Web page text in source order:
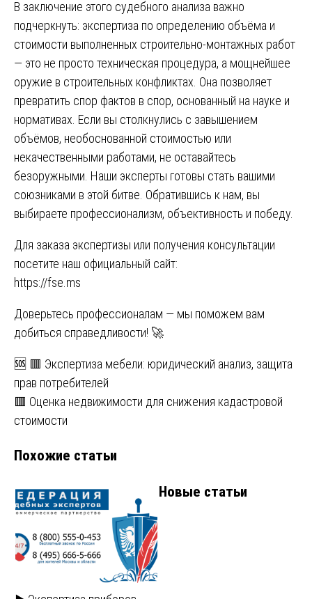
В заключение этого судебного анализа важно
подчеркнуть: экспертиза по определению объёма и
стоимости выполненных строительно-монтажных работ
— это не просто техническая процедура, а мощнейшее
оружие в строительных конфликтах. Она позволяет
превратить спор фактов в спор, основанный на науке и
нормативах. Если вы столкнулись с завышением
объёмов, необоснованной стоимостью или
некачественными работами, не оставайтесь
безоружными. Наши эксперты готовы стать вашими
союзниками в этой битве. Обратившись к нам, вы
выбираете профессионализм, объективность и победу.
Для заказа экспертизы или получения консультации
посетите наш официальный сайт:
https://fse.ms
Доверьтесь профессионалам — мы поможем вам
добиться справедливости! 🚀
Навигация
по
записям
🆘 🟥 Экспертиза мебели: юридический анализ, защита
прав потребителей
🟥 Оценка недвижимости для снижения кадастровой
стоимости
Похожие статьи
Новые статьи